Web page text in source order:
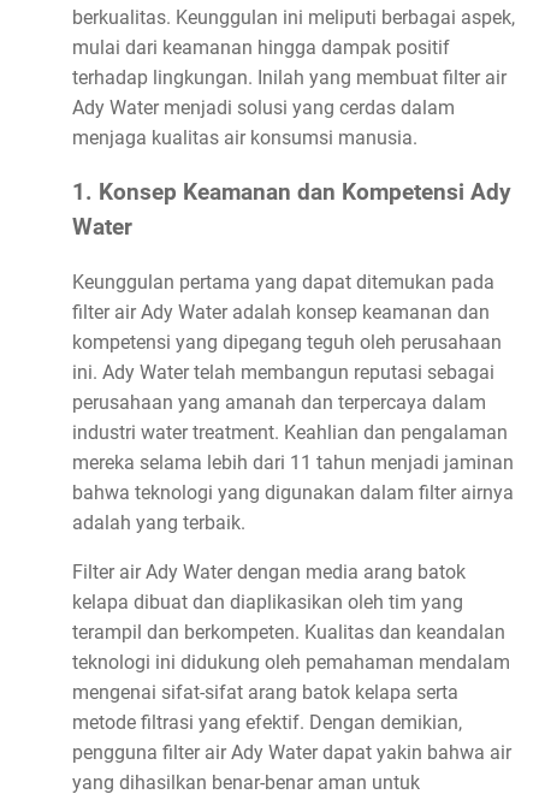
berkualitas. Keunggulan ini meliputi berbagai aspek,
mulai dari keamanan hingga dampak positif
terhadap lingkungan. Inilah yang membuat filter air
Ady Water menjadi solusi yang cerdas dalam
menjaga kualitas air konsumsi manusia.
1. Konsep Keamanan dan Kompetensi Ady
Water
Keunggulan pertama yang dapat ditemukan pada
filter air Ady Water adalah konsep keamanan dan
kompetensi yang dipegang teguh oleh perusahaan
ini. Ady Water telah membangun reputasi sebagai
perusahaan yang amanah dan terpercaya dalam
industri water treatment. Keahlian dan pengalaman
mereka selama lebih dari 11 tahun menjadi jaminan
bahwa teknologi yang digunakan dalam filter airnya
adalah yang terbaik.
Filter air Ady Water dengan media arang batok
kelapa dibuat dan diaplikasikan oleh tim yang
terampil dan berkompeten. Kualitas dan keandalan
teknologi ini didukung oleh pemahaman mendalam
mengenai sifat-sifat arang batok kelapa serta
metode filtrasi yang efektif. Dengan demikian,
pengguna filter air Ady Water dapat yakin bahwa air
yang dihasilkan benar-benar aman untuk